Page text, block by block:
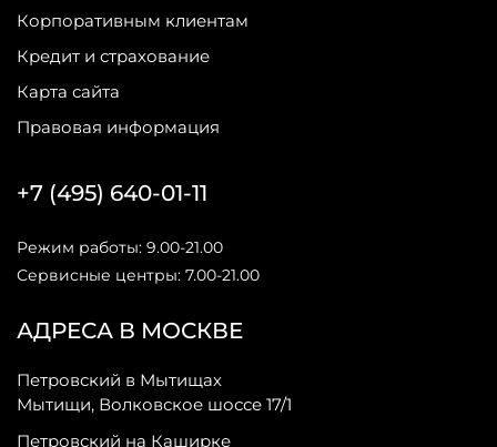
Корпоративным клиентам
Кредит и страхование
Карта сайта
Правовая информация
АДРЕСА В МОСКВЕ
Петровский в Мытищах
Мытищи, Волковское шоссе 17/1
Петровский на Каширке
+7 (495) 640-01-11
Режим работы: 9.00-21.00
Сервисные центры: 7.00-21.00